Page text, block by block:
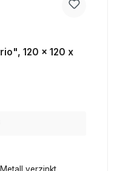
120 x 120 x